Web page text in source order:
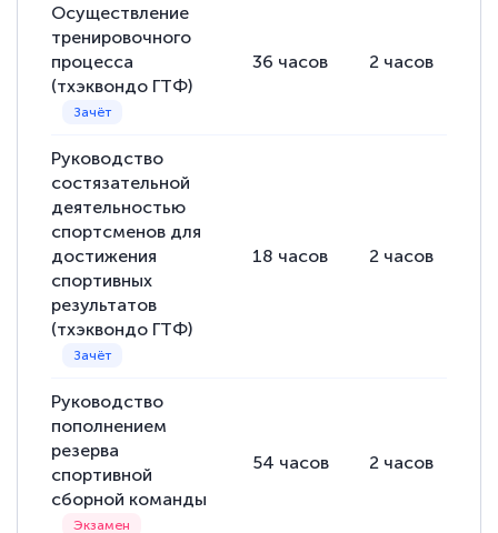
Осуществление
тренировочного
процесса
(тхэквондо ГТФ)
36 часов 2 часов
Руководство
состязательной
деятельностью
спортсменов для
достижения
спортивных
результатов
(тхэквондо ГТФ)
18 часов 2 часов
Руководство
пополнением
резерва
спортивной
сборной команды
54 часов 2 часов